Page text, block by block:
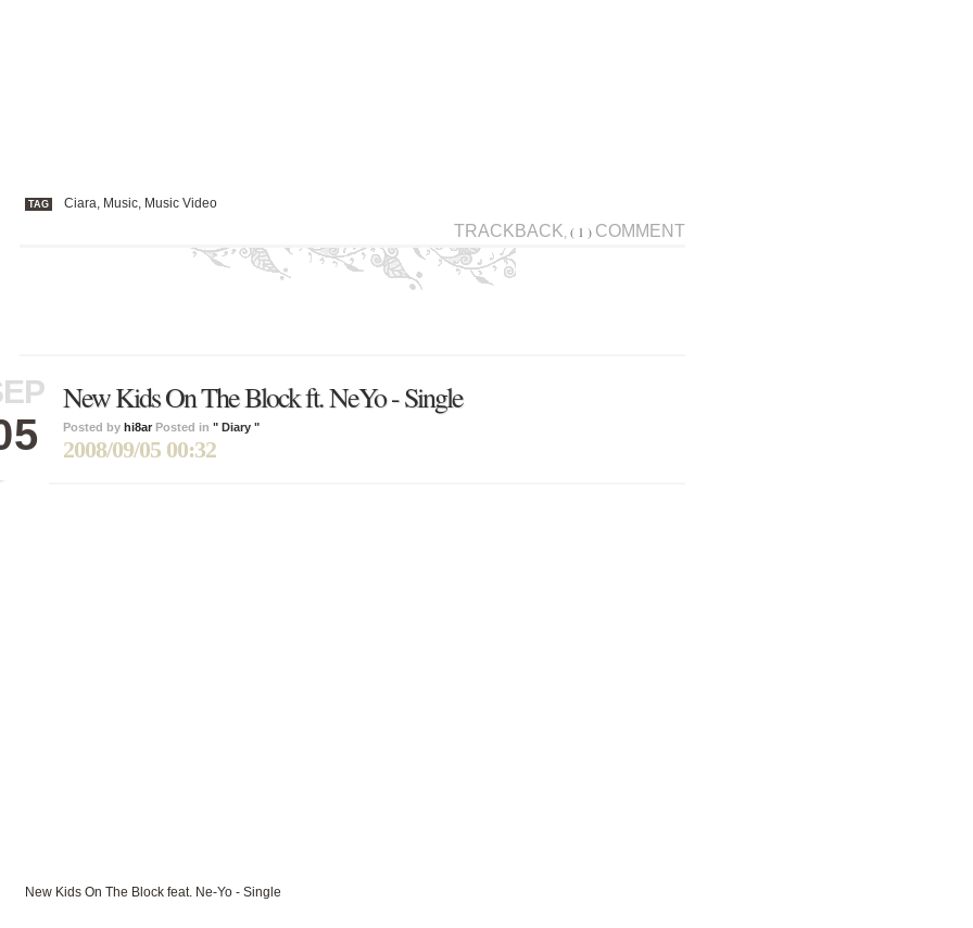
TAG Ciara, Music, Music Video
TRACKBACK, ( 1 ) COMMENT
New Kids On The Block ft. NeYo - Single
Posted by hi8ar Posted in " Diary "
2008/09/05 00:32
New Kids On The Block feat. Ne-Yo - Single